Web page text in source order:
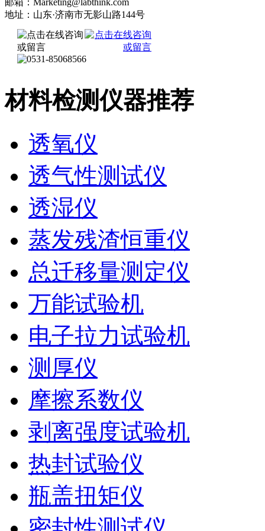
邮箱：Marketing@labthink.com
地址：山东·济南市无影山路144号
材料检测仪器推荐
透氧仪
透气性测试仪
透湿仪
蒸发残渣恒重仪
总迁移量测定仪
万能试验机
电子拉力试验机
测厚仪
摩擦系数仪
剥离强度试验机
热封试验仪
瓶盖扭矩仪